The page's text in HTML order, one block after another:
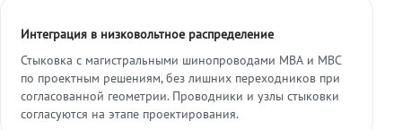
Интеграция в низковольтное распределение
Стыковка с магистральными шинопроводами МВА и МВС
по проектным решениям, без лишних переходников при
согласованной геометрии. Проводники и узлы стыковки
согласуются на этапе проектирования.